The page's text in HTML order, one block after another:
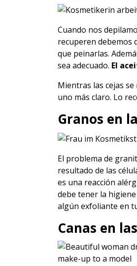
Cuando nos
recuperen debemos
que peinarlas.
sea adecuado. El
Mientras las cejas
uno más claro. Lo
Granos en
El problema de
resultado de las
es una reacción
debe tener la
algún exfoliante en
Canas en